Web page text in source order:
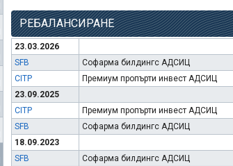
РЕБАЛАНСИРАНЕ
23.03.2026
SFB
Софарма билдингс АДСИЦ
CITP
Премиум пропърти инвест АДСИЦ
23.09.2025
CITP
Премиум пропърти инвест АДСИЦ
SFB
Софарма билдингс АДСИЦ
18.09.2023
SFB
Софарма билдингс АДСИЦ